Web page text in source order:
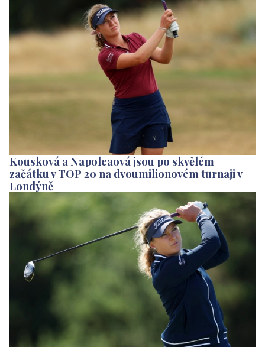
Kousková a Napoleaová jsou po skvělém
začátku v TOP 20 na dvoumilionovém turnaji v
Londýně